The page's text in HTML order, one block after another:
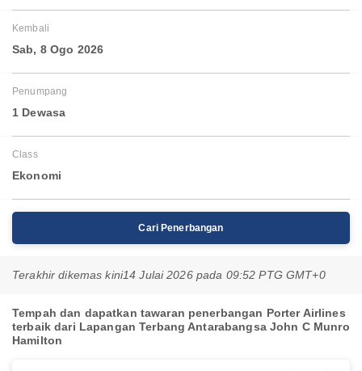
Kembali
Sab, 8 Ogo 2026
Penumpang
1 Dewasa
Class
Ekonomi
Cari Penerbangan
Terakhir dikemas kini14 Julai 2026 pada 09:52 PTG GMT+0
Tempah dan dapatkan tawaran penerbangan Porter Airlines
terbaik dari Lapangan Terbang Antarabangsa John C Munro
Hamilton